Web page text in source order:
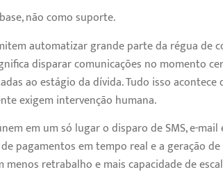
não como suporte.
automatizar grande parte da régua de
disparar comunicações no momento
ao estágio da dívida. Tudo isso
exigem intervenção humana.
em um só lugar o disparo de SMS, e-
pagamentos em tempo real e a geração
menos retrabalho e mais capacidade de